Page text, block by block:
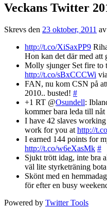
Veckans Twitter
Skrevs den 23 oktober, 2011 av
http://t.co/XiSaxPP9
Hon kan det där med att
Molly sjunger Set fire to
http://t.co/sBxCCCWi
FAN, nu kom CSN på
2010.. busted! #
+1 RT @Osundell:
kommer bara leda till nåt
I have 42 slaves
work for you at http://
I earned 144 points for
http://t.co/w6eXasMk #
Sjukt trött idag, inte bra
väl lite styrketräning
Skönt med en
för efter en busy
Powered by Twitter Tools